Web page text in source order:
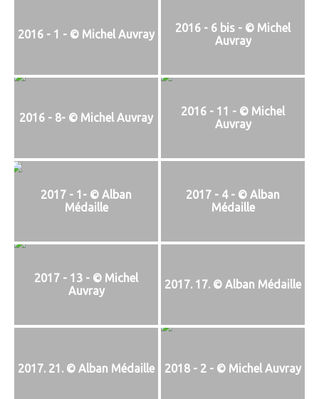
2016 - 1 - © Michel Auvray
2016 - 6 bis - © Michel
Auvray
2016 - 8- © Michel Auvray
2016 - 11 - © Michel
Auvray
2017 - 1- © Alban
Médaille
2017 - 4 - © Alban
Médaille
2017 - 13 - © Michel
Auvray
2017. 17. © Alban Médaille
2017. 21. © Alban Médaille 2018 - 2 - © Michel Auvray